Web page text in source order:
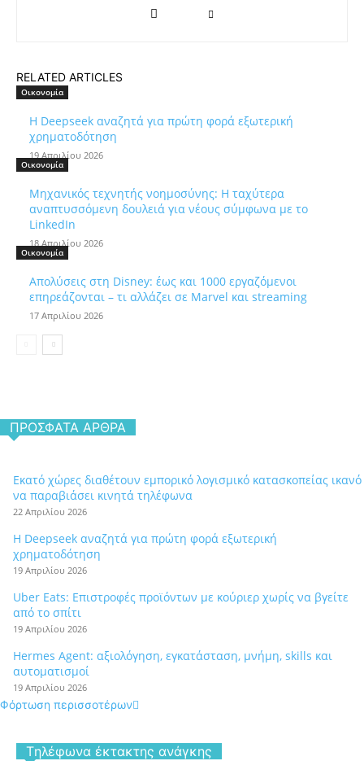
RELATED ARTICLES
Οικονομία
Η Deepseek αναζητά για πρώτη φορά εξωτερική
χρηματοδότηση
19 Απριλίου 2026
Οικονομία
Μηχανικός τεχνητής νοημοσύνης: Η ταχύτερα
αναπτυσσόμενη δουλειά για νέους σύμφωνα με το
LinkedIn
18 Απριλίου 2026
Οικονομία
Απολύσεις στη Disney: έως και 1000 εργαζόμενοι
επηρεάζονται – τι αλλάζει σε Marvel και streaming
17 Απριλίου 2026
ΠΡΌΣΦΑΤΑ ΆΡΘΡΑ
Εκατό χώρες διαθέτουν εμπορικό λογισμικό κατασκοπείας ικανό
να παραβιάσει κινητά τηλέφωνα
22 Απριλίου 2026
Η Deepseek αναζητά για πρώτη φορά εξωτερική
χρηματοδότηση
19 Απριλίου 2026
Uber Eats: Επιστροφές προϊόντων με κούριερ χωρίς να βγείτε
από το σπίτι
19 Απριλίου 2026
Hermes Agent: αξιολόγηση, εγκατάσταση, μνήμη, skills και
αυτοματισμοί
19 Απριλίου 2026
Φόρτωση περισσοτέρων
Tηλέφωνα έκτακτης ανάγκης